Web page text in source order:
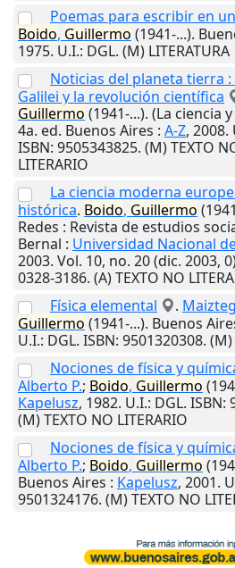
Poemas para escribir en
Boido, Guillermo (1941-...).
1975. U.I.: DGL. (M) LITERATURA
Noticias del planeta tierra :
Galilei y la revolución científica
Guillermo (1941-...). (La ciencia
4a. ed. Buenos Aires : A-Z, 2008.
ISBN: 9505343825. (M) TEXTO
LITERARIO
La ciencia moderna
histórica. Boido, Guillermo
Redes : Revista de estudios
Bernal : Universidad Nacional
2003. Vol. 10, no. 20 (dic. 2003,
0328-3186. (A) TEXTO NO
Física elemental
.
Guillermo (1941-...). Buenos
U.I.: DGL. ISBN: 9501320308.
Nociones de física y
Alberto P.; Boido, Guillermo
Kapelusz, 1982. U.I.: DGL. ISBN:
(M) TEXTO NO LITERARIO
Nociones de física y
Alberto P.; Boido, Guillermo
Buenos Aires : Kapelusz, 2001.
9501324176. (M) TEXTO NO